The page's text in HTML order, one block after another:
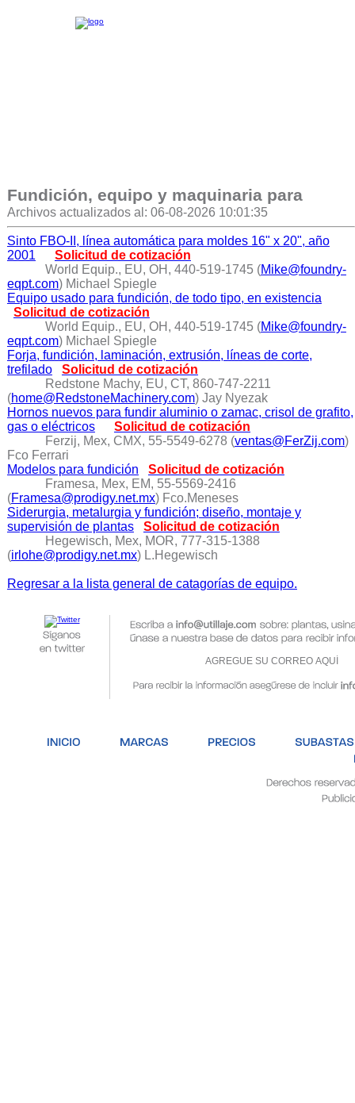
Fundición, equipo y maquinaria para
Archivos actualizados al: 06-08-2026 10:01:35
Sinto FBO-II, línea automática para moldes 16" x 20", año
2001
Solicitud de cotización
World Equip., EU, OH, 440-519-1745 (Mike@foundry-
eqpt.com) Michael Spiegle
Equipo usado para fundición, de todo tipo, en existencia
Solicitud de cotización
World Equip., EU, OH, 440-519-1745 (Mike@foundry-
eqpt.com) Michael Spiegle
Forja, fundición, laminación, extrusión, líneas de corte,
trefilado
Solicitud de cotización
Redstone Machy, EU, CT, 860-747-2211
(home@RedstoneMachinery.com) Jay Nyezak
Hornos nuevos para fundir aluminio o zamac, crisol de grafito,
gas o eléctricos
Solicitud de cotización
Ferzij, Mex, CMX, 55-5549-6278 (ventas@FerZij.com)
Fco Ferrari
Modelos para fundición
Solicitud de cotización
Framesa, Mex, EM, 55-5569-2416
(Framesa@prodigy.net.mx) Fco.Meneses
Siderurgia, metalurgia y fundición; diseño, montaje y
supervisión de plantas
Solicitud de cotización
Hegewisch, Mex, MOR, 777-315-1388
(irlohe@prodigy.net.mx) L.Hegewisch
Regresar a la lista general de catagorías de equipo.